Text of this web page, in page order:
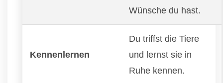
Wünsche du hast.
Kennenlernen
Du triffst die Tiere
und lernst sie in
Ruhe kennen.